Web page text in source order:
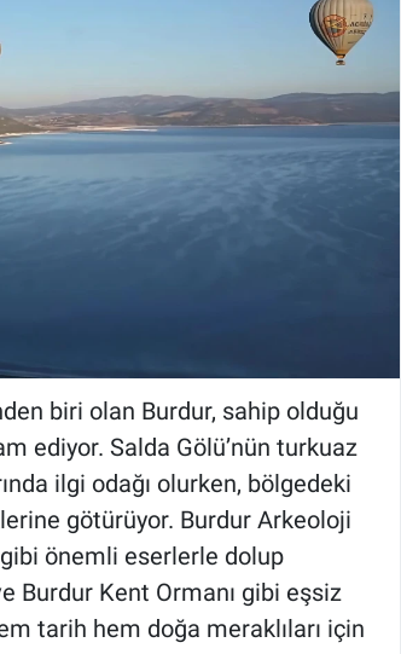
biri olan Burdur, sahip olduğu
ediyor. Salda Gölü’nün turkuaz
ilgi odağı olurken, bölgedeki
götürüyor. Burdur Arkeoloji
önemli eserlerle dolup
Burdur Kent Ormanı gibi eşsiz
tarih hem doğa meraklıları için